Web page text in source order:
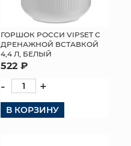
ГОРШОК РОССИ VIPSET С
ДРЕНАЖНОЙ ВСТАВКОЙ
4,4 Л, БЕЛЫЙ
522 ₽
- +
В КОРЗИНУ